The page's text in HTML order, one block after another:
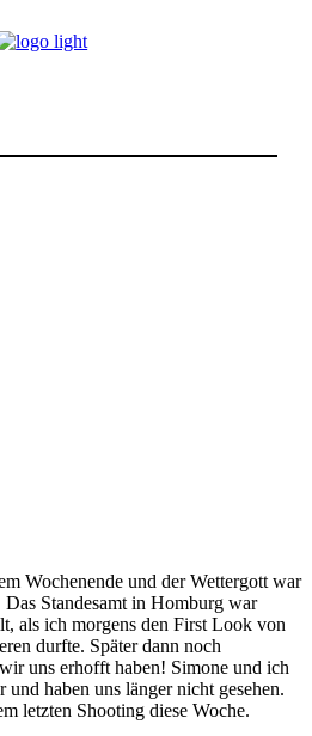
Wochenende und der Wettergott war
Standesamt in Homburg war
als ich morgens den First Look von
durfte. Später dann noch
uns erhofft haben! Simone und ich
haben uns länger nicht gesehen.
letzten Shooting diese Woche.